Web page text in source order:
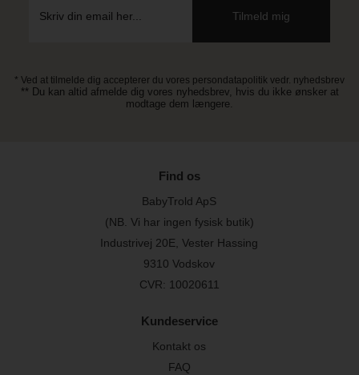
* Ved at tilmelde dig accepterer du vores persondatapolitik vedr. nyhedsbrev
** Du kan altid afmelde dig vores nyhedsbrev, hvis du ikke ønsker at
modtage dem længere.
Find os
BabyTrold ApS
(NB. Vi har ingen fysisk butik)
Industrivej 20E, Vester Hassing
9310 Vodskov
CVR: 10020611
Kundeservice
Kontakt os
FAQ